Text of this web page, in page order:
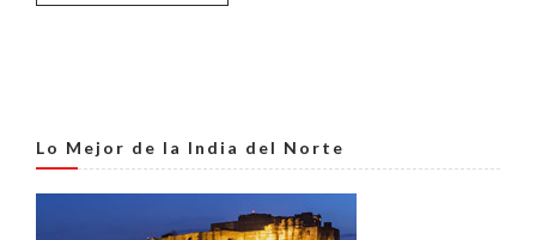
Lo Mejor de la India del Norte